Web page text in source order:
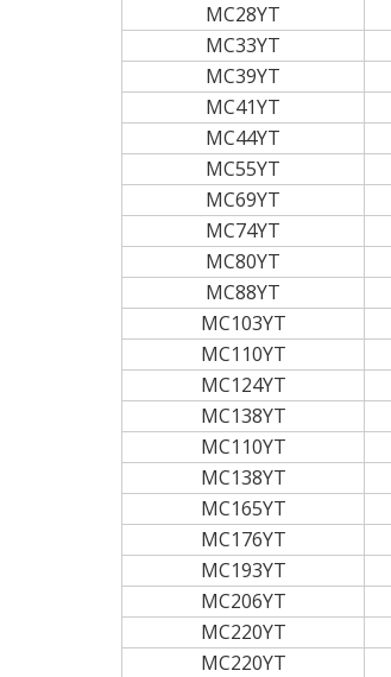
MC28YT
MC33YT
MC39YT
MC41YT
MC44YT
MC55YT
MC69YT
MC74YT
MC80YT
MC88YT
MC103YT
MC110YT
MC124YT
MC138YT
MC110YT
MC138YT
MC165YT
MC176YT
MC193YT
MC206YT
MC220YT
MC220YT